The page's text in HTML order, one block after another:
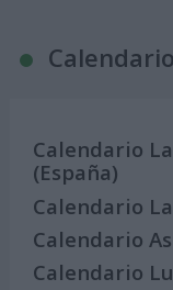
Calendario
(España)
Calendario
Calendario
Calendario